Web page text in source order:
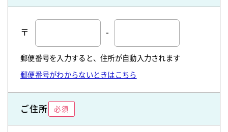
〒 -
郵便番号を入力すると、住所が自動入力されます
郵便番号がわからないときはこちら
ご住所 必須